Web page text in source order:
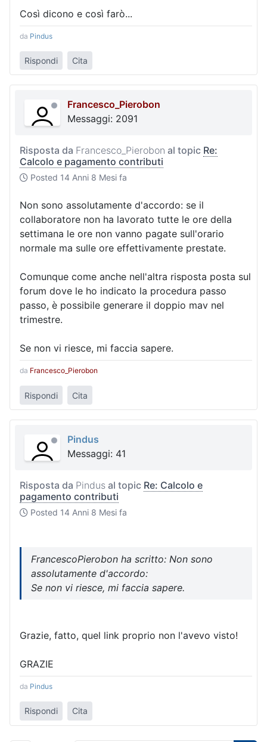
Così dicono e così farò...
da Pindus
Rispondi Cita
Francesco_Pierobon
Messaggi: 2091
Risposta da Francesco_Pierobon al topic Re:
Calcolo e pagamento contributi
Posted 14 Anni 8 Mesi fa
Non sono assolutamente d'accordo: se il
collaboratore non ha lavorato tutte le ore della
settimana le ore non vanno pagate sull'orario
normale ma sulle ore effettivamente prestate.
Comunque come anche nell'altra risposta posta sul
forum dove le ho indicato la procedura passo
passo, è possibile generare il doppio mav nel
trimestre.
Se non vi riesce, mi faccia sapere.
da Francesco_Pierobon
Rispondi Cita
Pindus
Messaggi: 41
Risposta da Pindus al topic Re: Calcolo e
pagamento contributi
Posted 14 Anni 8 Mesi fa
FrancescoPierobon ha scritto: Non sono
assolutamente d'accordo:
Se non vi riesce, mi faccia sapere.
Grazie, fatto, quel link proprio non l'avevo visto!
GRAZIE
da Pindus
Rispondi Cita